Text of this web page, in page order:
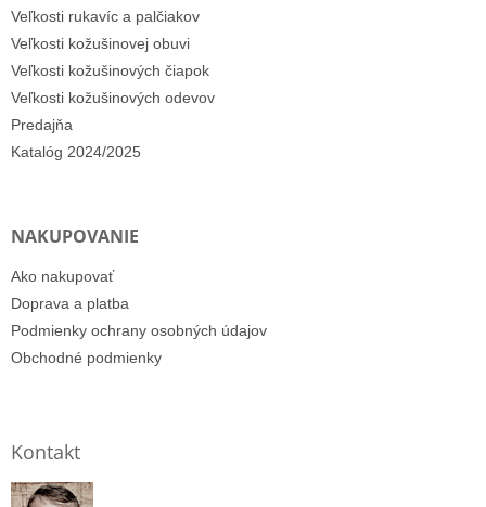
Veľkosti rukavíc a palčiakov
Veľkosti kožušinovej obuvi
Veľkosti kožušinových čiapok
Veľkosti kožušinových odevov
Predajňa
Katalóg 2024/2025
NAKUPOVANIE
Ako nakupovať
Doprava a platba
Podmienky ochrany osobných údajov
Obchodné podmienky
Kontakt